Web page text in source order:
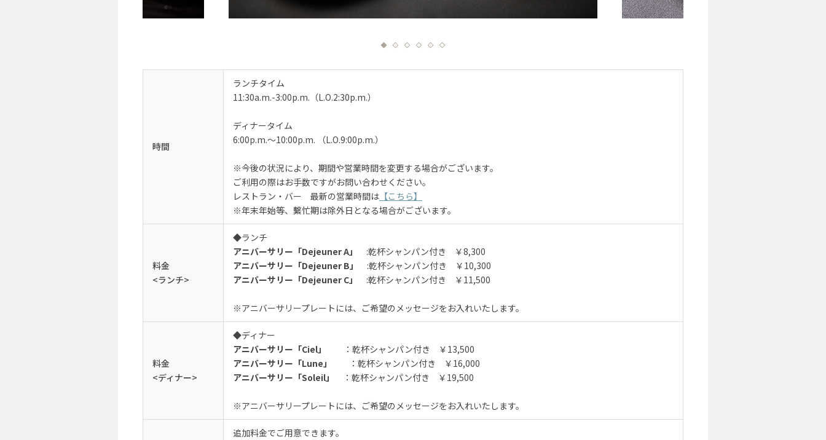
時間
ランチタイム
11:30a.m.-3:00p.m.（L.O.2:30p.m.）
ディナータイム
6:00p.m.～10:00p.m. （L.O.9:00p.m.）
※今後の状況により、期間や営業時間を変更する場合がございます。
ご利用の際はお手数ですがお問い合わせください。
レストラン・バー 最新の営業時間は 【こちら】
※年末年始等、繫忙期は除外日となる場合がございます。
料金
<ランチ>
◆ランチ
アニバーサリー「Dejeuner A」
:乾杯シャンパン付き ￥8,300
アニバーサリー「Dejeuner B」
:乾杯シャンパン付き ￥10,300
アニバーサリー「Dejeuner C」
:乾杯シャンパン付き ￥11,500
※アニバーサリープレートには、ご希望のメッセージをお入れいたします。
料金
<ディナー>
◆ディナー
アニバーサリー「Ciel」
：乾杯シャンパン付き ￥13,500
アニバーサリー「Lune」
：乾杯シャンパン付き ￥16,000
アニバーサリー「Soleil」
：乾杯シャンパン付き ￥19,500
※アニバーサリープレートには、ご希望のメッセージをお入れいたします。
追加料金でご用意できます。